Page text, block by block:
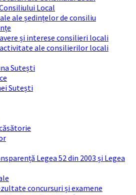
Local
ale ședințelor de consiliu
și interese consilieri locali
ale consilierilor locali
Sutești
Sutești
Legea 52 din 2003 și Legea
concursuri și examene